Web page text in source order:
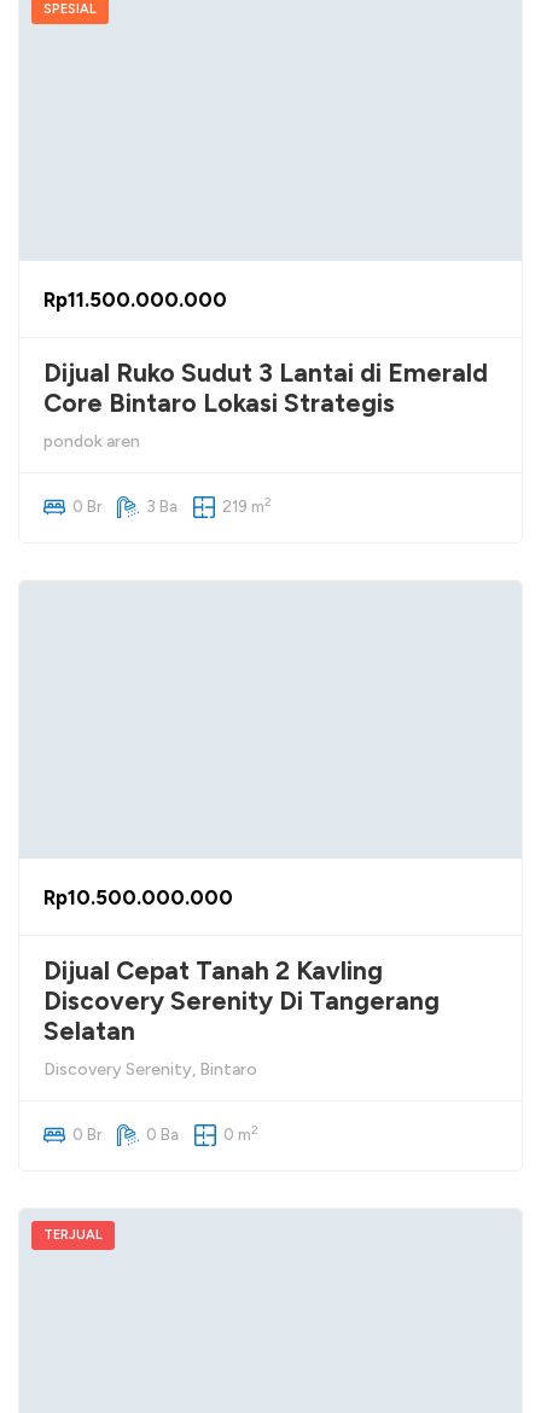
SPESIAL
Rp11.500.000.000
Dijual Ruko Sudut 3 Lantai di Emerald
Core Bintaro Lokasi Strategis
pondok aren
0 Br 3 Ba 219 m2
Rp10.500.000.000
Dijual Cepat Tanah 2 Kavling
Discovery Serenity Di Tangerang
Selatan
Discovery Serenity, Bintaro
0 Br 0 Ba 0 m2
TERJUAL